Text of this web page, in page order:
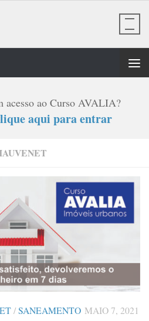
acesso ao Curso AVALIA?
aqui para entrar
/SANEAMENTO MAIO 7, 2021